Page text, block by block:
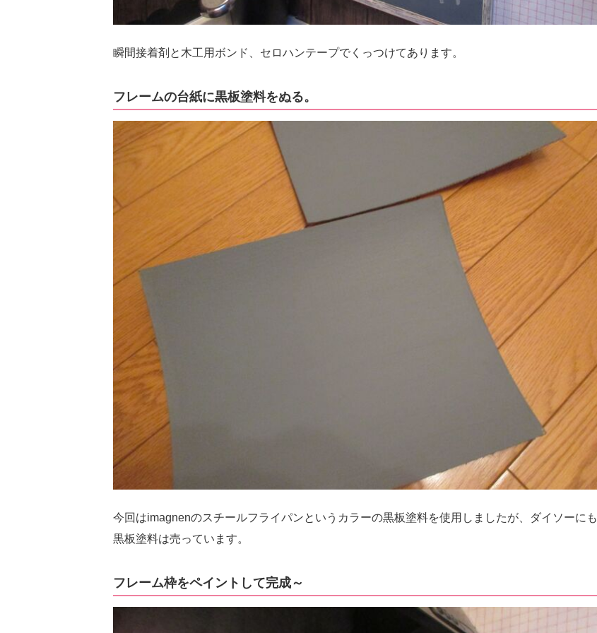
瞬間接着剤と木工用ボンド、セロハンテープでくっつけてあります。
フレームの台紙に黒板塗料をぬる。
今回はimagnenのスチールフライパンというカラーの黒板塗料を使用しましたが、ダイソーにも
黒板塗料は売っています。
フレーム枠をペイントして完成～